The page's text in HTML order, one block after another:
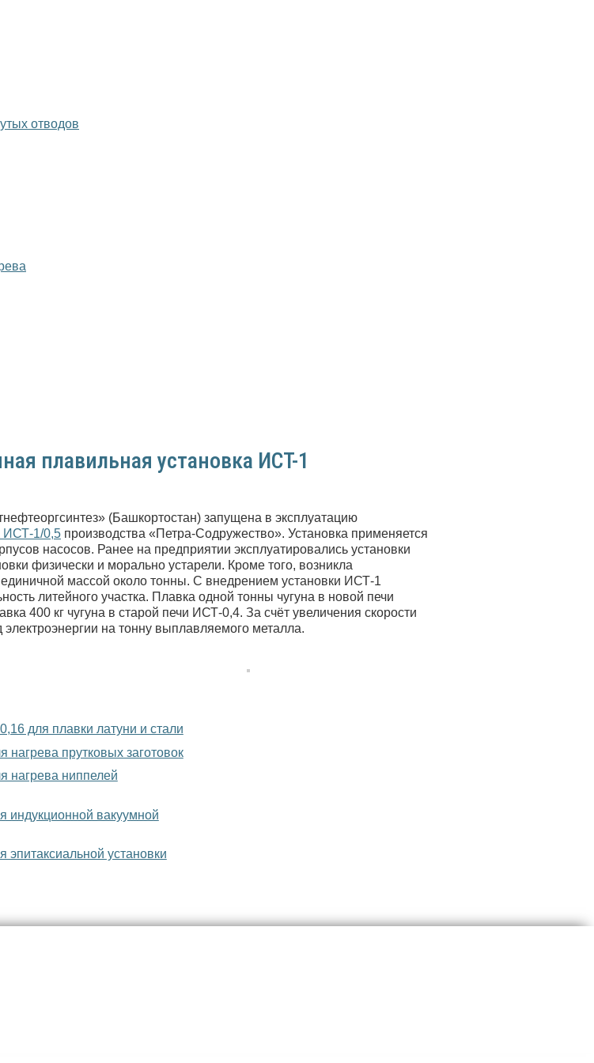
отводов
плавильная установка ИСТ-1
(Башкортостан) запущена в эксплуатацию
ИСТ-1/0,5 производства «Петра-Содружество». Установка применяется
насосов. Ранее на предприятии эксплуатировались установки
физически и морально устарели. Кроме того, возникла
единичной массой около тонны. С внедрением установки ИСТ-1
литейного участка. Плавка одной тонны чугуна в новой печи
400 кг чугуна в старой печи ИСТ-0,4. За счёт увеличения скорости
на тонну выплавляемого металла.
для плавки латуни и стали
прутковых заготовок
нагрева ниппелей
индукционной вакуумной
установки